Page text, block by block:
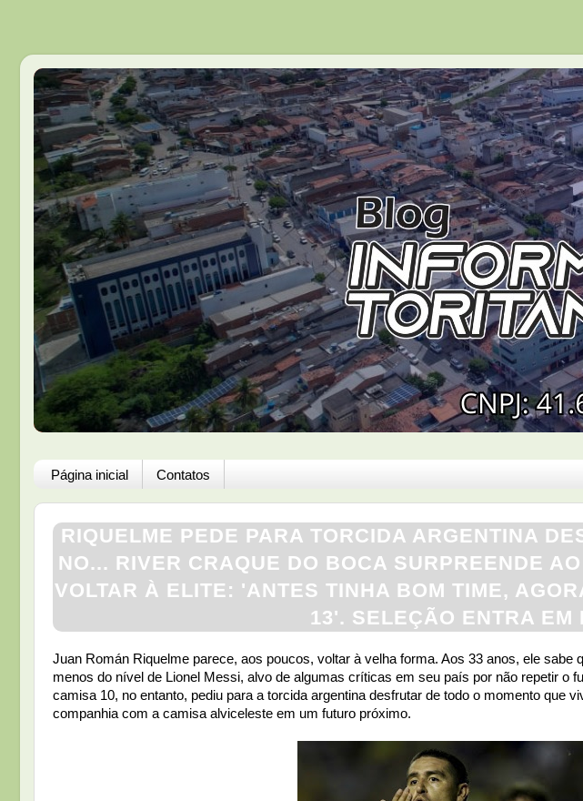
Página inicial Contatos
RIQUELME PEDE PARA TORCIDA ARGENTINA
NO... RIVER CRAQUE DO BOCA SURPREENDE
VOLTAR À ELITE: 'ANTES TINHA BOM TIME,
13'. SELEÇÃO ENTRA EM
Juan Román Riquelme parece, aos poucos, voltar à velha forma. Aos 33 anos, ele
menos do nível de Lionel Messi, alvo de algumas críticas em seu país por não repetir o
camisa 10, no entanto, pediu para a torcida argentina desfrutar de todo o momento que
companhia com a camisa alviceleste em um futuro próximo.